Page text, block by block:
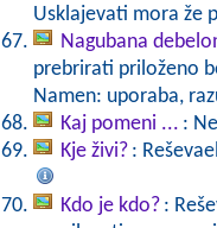
Usklajevati mora že
Nagubana
prebrirati priloženo
Namen: uporaba,
Kaj pomeni ... :
Kje živi? :
Kdo je kdo? :